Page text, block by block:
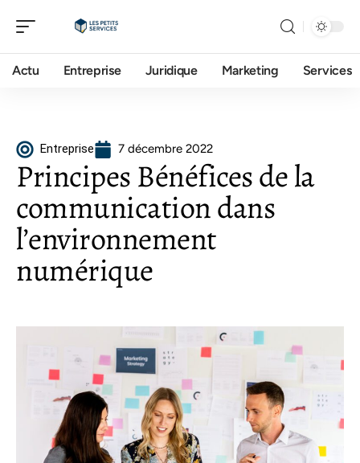
Actu Entreprise Juridique Marketing Services
Entreprise 7 décembre 2022
Principes Bénéfices de la
communication dans
l’environnement
numérique